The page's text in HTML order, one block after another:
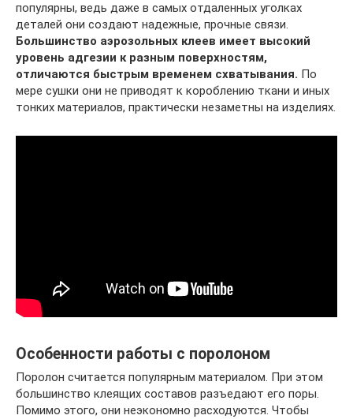
популярны, ведь даже в самых отдаленных уголках
деталей они создают надежные, прочные связи.
Большинство аэрозольных клеев имеет высокий
уровень адгезии к разным поверхностям,
отличаются быстрым временем схватывания. По
мере сушки они не приводят к короблению ткани и иных
тонких материалов, практически незаметны на изделиях.
Особенности работы с поролоном
Поролон считается популярным материалом. При этом
большинство клеящих составов разъедают его поры.
Помимо этого, они неэкономно расходуются. Чтобы